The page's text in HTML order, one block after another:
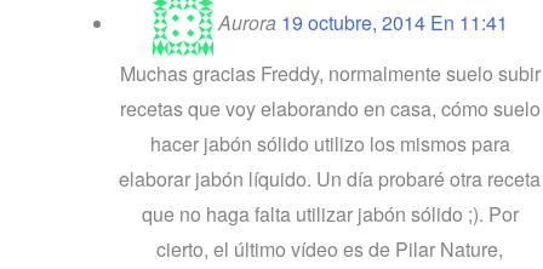
Aurora 19 octubre, 2014 En 11:41
Muchas gracias Freddy, normalmente suelo subir
recetas que voy elaborando en casa, cómo suelo
hacer jabón sólido utilizo los mismos para
elaborar jabón líquido. Un día probaré otra receta
que no haga falta utilizar jabón sólido ;). Por
cierto, el último vídeo es de Pilar Nature,